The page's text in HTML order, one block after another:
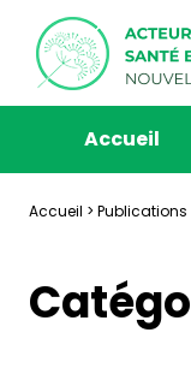
Accueil
Accueil > Publications